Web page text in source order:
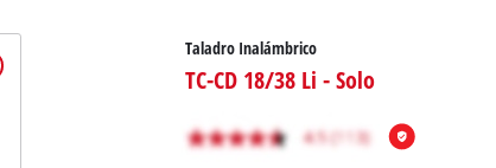
madera
Taladro Inalámbrico
TC-CD 18/38 Li - Solo